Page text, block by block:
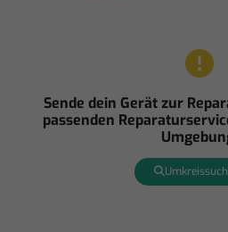
Sende dein Gerät zur
passenden